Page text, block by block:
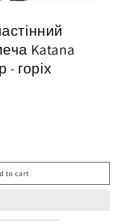
Katana
- горіх
to cart